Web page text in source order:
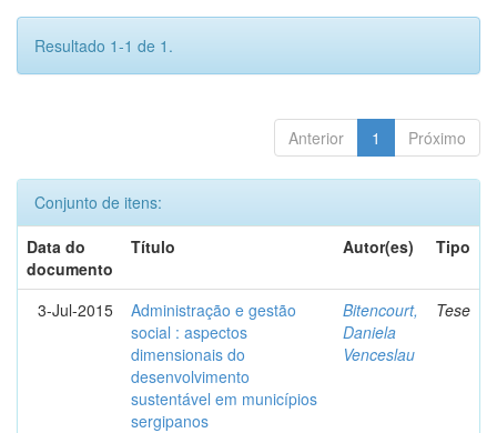
Resultado 1-1 de 1.
Anterior 1 Próximo
Conjunto de itens:
Data do
documento
Título Autor(es) Tipo
3-Jul-2015
Administração e gestão
social : aspectos
dimensionais do
desenvolvimento
sustentável em municípios
sergipanos
Bitencourt,
Daniela
Venceslau
Tese